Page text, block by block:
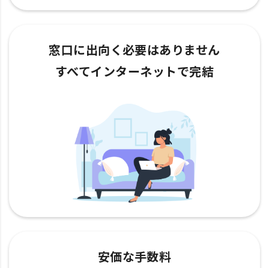
窓口に出向く必要はありません
すべてインターネットで完結
安価な手数料